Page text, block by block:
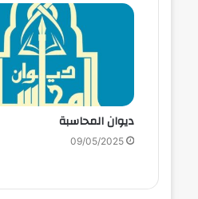
ديوان المحاسبة
09/05/2025